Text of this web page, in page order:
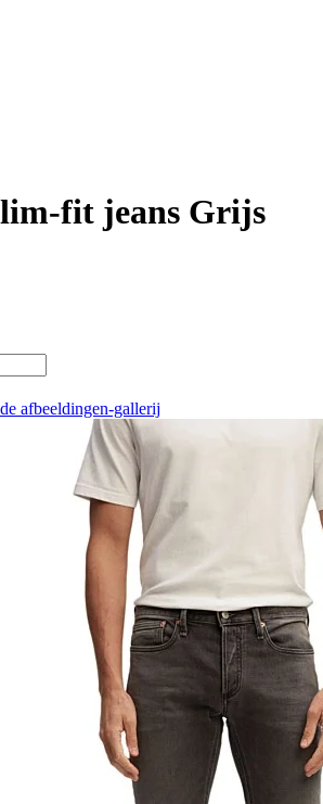
fit jeans Grijs
afbeeldingen-gallerij